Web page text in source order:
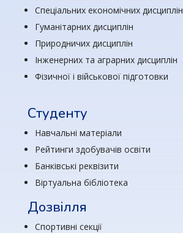
Спеціальних економічних дисциплін
Гуманітарних дисциплін
Природничих дисциплін
Інженерних та аграрних дисциплін
Фізичної і військової підготовки
Студенту
Навчальні матеріали
Рейтинги здобувачів освіти
Банківські реквізити
Віртуальна бібліотека
Дозвілля
Спортивні секції